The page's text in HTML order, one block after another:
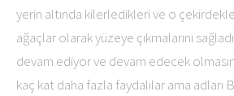
yerin altında kilerledikleri ve o
ağaçlar olarak yüzeye çıkmalarını
devam ediyor ve devam edecek
kaç kat daha fazla faydalılar ama adları